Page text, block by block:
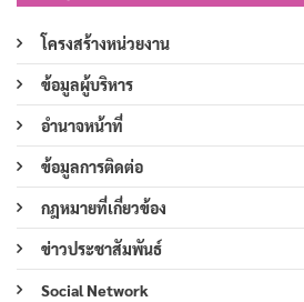
โครงสร้างหน่วยงาน
ข้อมูลผู้บริหาร
อำนาจหน้าที่
ข้อมูลการติดต่อ
กฎหมายที่เกี่ยวข้อง
ข่าวประชาสัมพันธ์
Social Network